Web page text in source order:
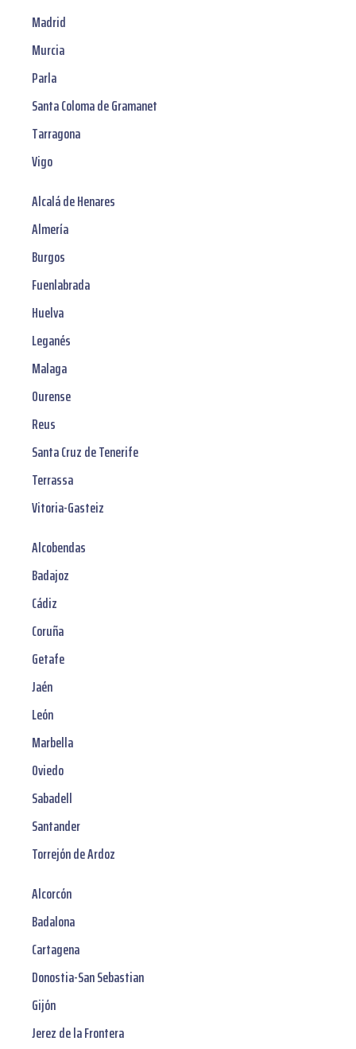
Madrid
Murcia
Parla
Santa Coloma de Gramanet
Tarragona
Vigo
Alcalá de Henares
Almería
Burgos
Fuenlabrada
Huelva
Leganés
Malaga
Ourense
Reus
Santa Cruz de Tenerife
Terrassa
Vitoria-Gasteiz
Alcobendas
Badajoz
Cádiz
Coruña
Getafe
Jaén
León
Marbella
Oviedo
Sabadell
Santander
Torrejón de Ardoz
Alcorcón
Badalona
Cartagena
Donostia-San Sebastian
Gijón
Jerez de la Frontera